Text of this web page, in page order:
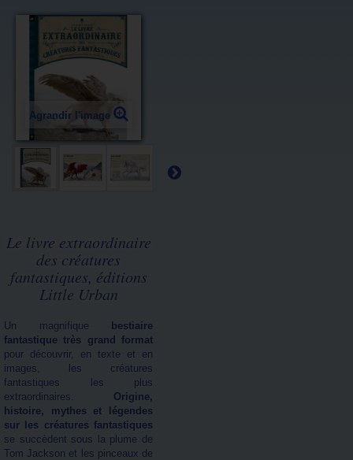
Agrandir l'image
Le livre extraordinaire
des créatures
fantastiques, éditions
Little Urban
Un magnifique
bestiaire
fantastique très grand format
pour découvrir, en texte et en
images, les créatures
fantastiques les plus
extraordinaires. Origine,
histoire, mythes et légendes
sur les créatures fantastiques
se succèdent sous la plume de
Tom Jackson et les pinceaux de